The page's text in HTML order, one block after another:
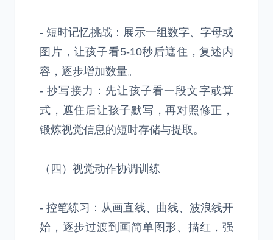
- 短时记忆挑战：展示一组数字、字母或
图片，让孩子看5-10秒后遮住，复述内
容，逐步增加数量。
- 抄写接力：先让孩子看一段文字或算
式，遮住后让孩子默写，再对照修正，
锻炼视觉信息的短时存储与提取。
（四）视觉动作协调训练
- 控笔练习：从画直线、曲线、波浪线开
始，逐步过渡到画简单图形、描红，强